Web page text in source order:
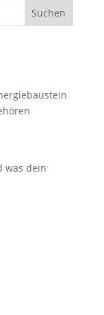
Suchen
was dein